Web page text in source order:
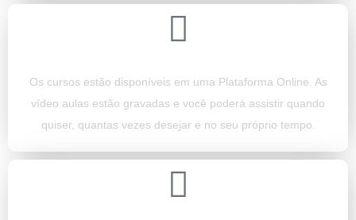
Os cursos estão disponíveis em uma Plataforma Online. As
vídeo aulas estão gravadas e você poderá assistir quando
quiser, quantas vezes desejar e no seu próprio tempo.